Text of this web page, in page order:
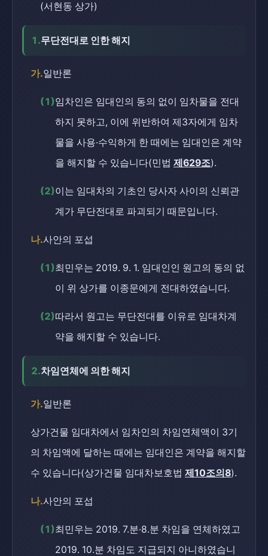
(서현동 상가)
1.무단전대로 인한 해지
가.일반론
(1)임차인은 임대인의 동의 없이 임차물을 전대
하지 못하고, 이에 위반하여 제3자에게 임차
물을 사용·수익하게 한 때에는 임대인은 계약
을 해지할 수 있습니다(민법 제629조).
(2)이는 임대차의 기초인 당사자 사이의 신뢰관
계가 무단전대로 파괴되기 때문입니다.
나.사안의 포섭
(1)최민우는 2019. 9. 1. 임대인인 원고의 동의 없
이 위 상가를 이종문에게 전대하였습니다.
(2)따라서 원고는 무단전대를 이유로 임대차계
약을 해지할 수 있습니다.
2.차임연체에 의한 해지
가.일반론
상가건물 임대차에서 임차인의 차임연체액이 3기
의 차임액에 달하는 때에는 임대인은 계약을 해지할
수 있습니다(상가건물 임대차보호법 제10조의8).
나.사안의 포섭
(1)최민우는 2019. 7.분·8.분 차임을 연체하였고
2019. 10.분 차임도 지급되지 아니하였습니